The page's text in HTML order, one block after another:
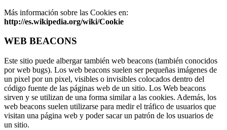
Más información sobre las Cookies en:
http://es.wikipedia.org/wiki/Cookie
WEB BEACONS
Este sitio puede albergar también web beacons (también conocidos
por web bugs). Los web beacons suelen ser pequeñas imágenes de
un pixel por un pixel, visibles o invisibles colocados dentro del
código fuente de las páginas web de un sitio. Los Web beacons
sirven y se utilizan de una forma similar a las cookies. Además, los
web beacons suelen utilizarse para medir el tráfico de usuarios que
visitan una página web y poder sacar un patrón de los usuarios de
un sitio.